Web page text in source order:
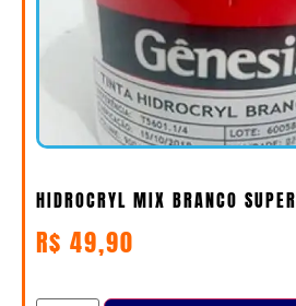
HIDROCRYL MIX BRANCO SUPER
R$ 49,90